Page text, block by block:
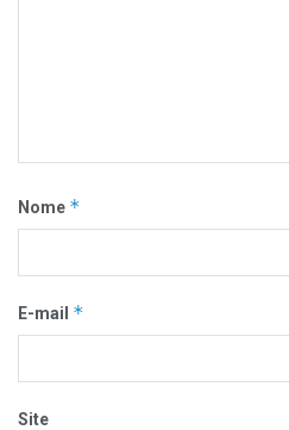
Nome *
E-mail *
Site